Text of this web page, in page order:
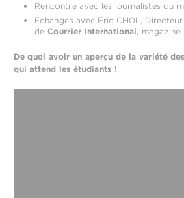
Rencontre avec les journalistes du
Echanges avec Éric CHOL,
de Courrier International,
De quoi avoir un aperçu de la variété des
qui attend les étudiants !